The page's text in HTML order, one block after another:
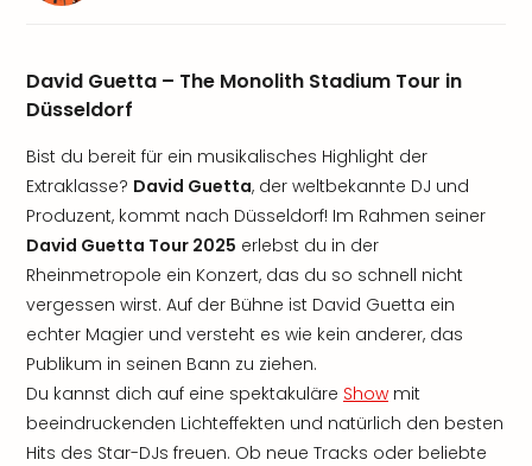
David Guetta – The Monolith Stadium Tour in
Düsseldorf
Bist du bereit für ein musikalisches Highlight der
Extraklasse? David Guetta, der weltbekannte DJ und
Produzent, kommt nach Düsseldorf! Im Rahmen seiner
David Guetta Tour 2025 erlebst du in der
Rheinmetropole ein Konzert, das du so schnell nicht
vergessen wirst. Auf der Bühne ist David Guetta ein
echter Magier und versteht es wie kein anderer, das
Publikum in seinen Bann zu ziehen.
Du kannst dich auf eine spektakuläre Show mit
beeindruckenden Lichteffekten und natürlich den besten
Hits des Star-DJs freuen. Ob neue Tracks oder beliebte